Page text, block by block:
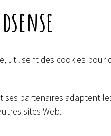
utilisent des cookies
ses partenaires adaptent
sites Web.